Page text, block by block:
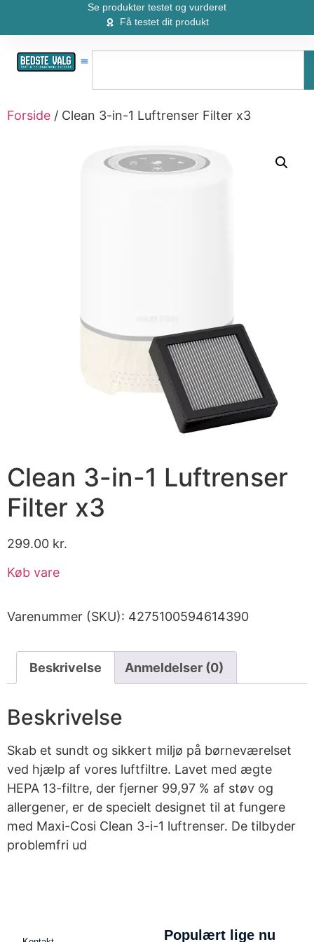
Se produkter testet og vurderet
Få testet dit produkt
Forside / Clean 3-in-1 Luftrenser Filter x3
Clean 3-in-1 Luftrenser
Filter x3
299.00 kr.
Køb vare
Varenummer (SKU): 4275100594614390
Beskrivelse Anmeldelser (0)
Beskrivelse
Skab et sundt og sikkert miljø på børneværelset
ved hjælp af vores luftfiltre. Lavet med ægte
HEPA 13-filtre, der fjerner 99,97 % af støv og
allergener, er de specielt designet til at fungere
med Maxi-Cosi Clean 3-i-1 luftrenser. De tilbyder
problemfri ud
Populært lige nu